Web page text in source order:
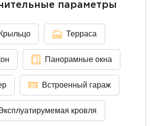
параметры
Крыльцо Терраса
Панорамные окна
Встроенный гараж
кровля